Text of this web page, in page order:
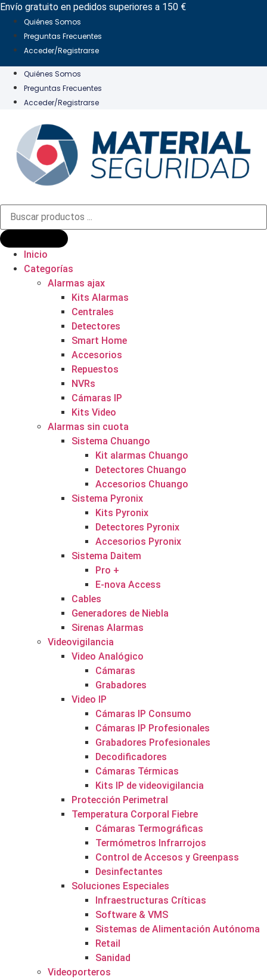
Ir
contenido
Envío gratuito en pedidos superiores a 150 €
Quiénes Somos
Preguntas Frecuentes
Acceder/Registrarse
Quiénes Somos
Preguntas Frecuentes
Acceder/Registrarse
Búsqueda
productos
Inicio
Categorías
Alarmas ajax
Kits Alarmas
Centrales
Detectores
Smart Home
Accesorios
Repuestos
NVRs
Cámaras IP
Kits Video
Alarmas sin cuota
Sistema Chuango
Kit alarmas Chuango
Detectores Chuango
Accesorios Chuango
Sistema Pyronix
Kits Pyronix
Detectores Pyronix
Accesorios Pyronix
Sistema Daitem
Pro +
E-nova Access
Cables
Generadores de Niebla
Sirenas Alarmas
Videovigilancia
Video Analógico
Cámaras
Grabadores
Video IP
Cámaras IP Consumo
Cámaras IP Profesionales
Grabadores Profesionales
Decodificadores
Cámaras Térmicas
Kits IP de videovigilancia
Protección Perimetral
Temperatura Corporal Fiebre
Cámaras Termográficas
Termómetros Infrarrojos
Control de Accesos y Greenpass
Desinfectantes
Soluciones Especiales
Infraestructuras Críticas
Software & VMS
Sistemas de Alimentación Autónoma
Retail
Sanidad
Videoporteros